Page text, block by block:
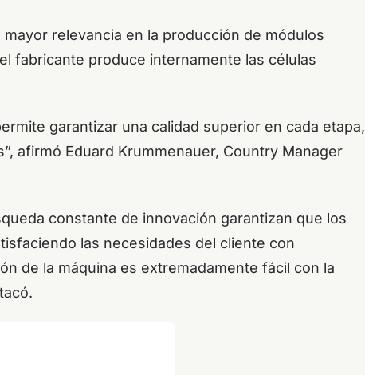
relevancia en la producción de módulos
fabricante produce internamente las células
garantizar una calidad superior en cada etapa,
afirmó Eduard Krummenauer, Country Manager
constante de innovación garantizan que los
las necesidades del cliente con
de la máquina es extremadamente fácil con la